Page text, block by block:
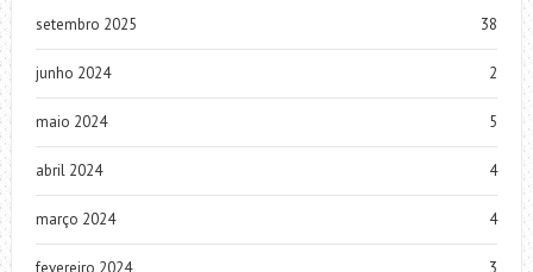
setembro 2025 38
junho 2024 2
maio 2024 5
abril 2024 4
março 2024 4
fevereiro 2024 3